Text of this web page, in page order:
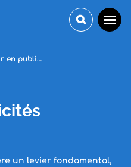
un levier fondamental,
Investir en publicités numériques